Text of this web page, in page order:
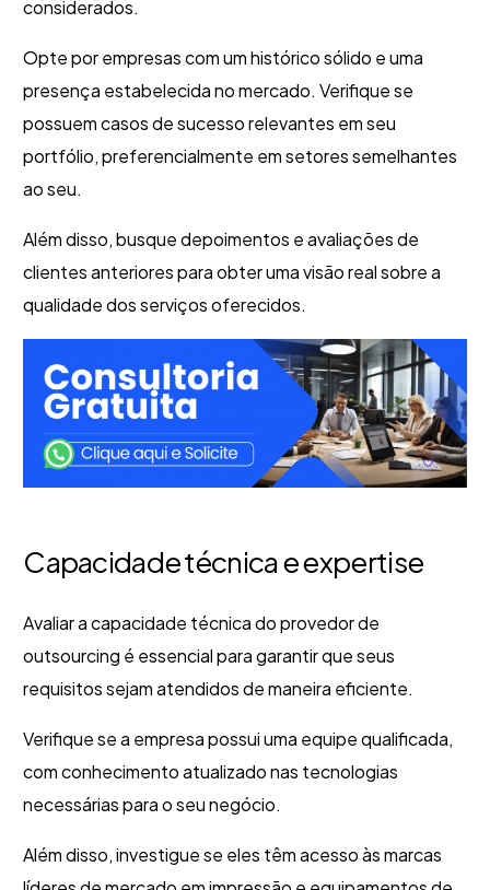
considerados.
Opte por empresas com um histórico sólido e uma
presença estabelecida no mercado. Verifique se
possuem casos de sucesso relevantes em seu
portfólio, preferencialmente em setores semelhantes
ao seu.
Além disso, busque depoimentos e avaliações de
clientes anteriores para obter uma visão real sobre a
qualidade dos serviços oferecidos.
Capacidade técnica e expertise
Avaliar a capacidade técnica do provedor de
outsourcing é essencial para garantir que seus
requisitos sejam atendidos de maneira eficiente.
Verifique se a empresa possui uma equipe qualificada,
com conhecimento atualizado nas tecnologias
necessárias para o seu negócio.
Além disso, investigue se eles têm acesso às marcas